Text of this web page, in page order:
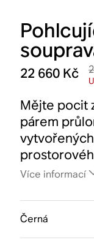
22 660 Kč
Mějte pocit
párem
Více informací
Černá